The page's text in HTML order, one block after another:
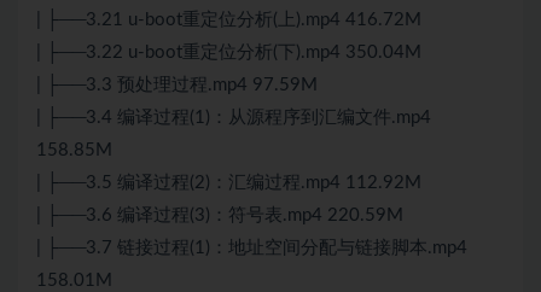
| ├──3.21 u-boot重定位分析(上).mp4 416.72M
| ├──3.22 u-boot重定位分析(下).mp4 350.04M
| ├──3.3 预处理过程.mp4 97.59M
| ├──3.4 编译过程(1)：从源程序到汇编文件.mp4
158.85M
| ├──3.5 编译过程(2)：汇编过程.mp4 112.92M
| ├──3.6 编译过程(3)：符号表.mp4 220.59M
| ├──3.7 链接过程(1)：地址空间分配与链接脚本.mp4
158.01M